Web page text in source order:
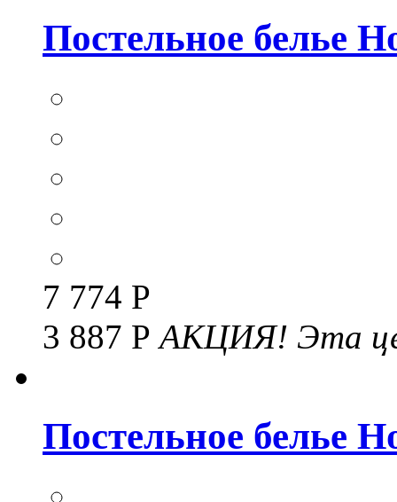
Постельное белье
7 774 Р
3 887 РАКЦИЯ! Эта
Постельное белье